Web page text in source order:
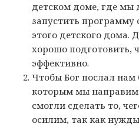
детском доме, где
запустить программу
этого детского дома.
хорошо подготовить,
эффективно.
Чтобы Бог послал нам
которым мы
смогли сделать то,
осилим, так как